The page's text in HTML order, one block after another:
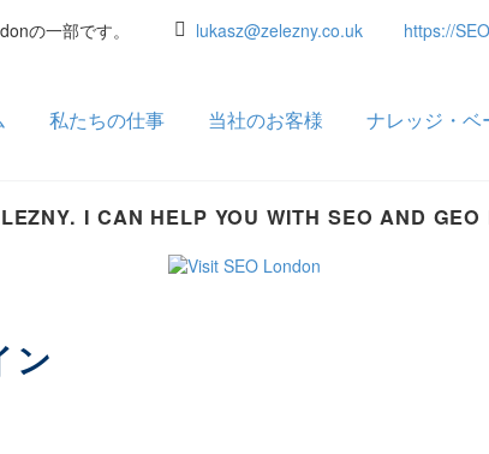
の一部です。 lukasz@zelezny.co.uk https://
私たちの仕事 当社のお客様 ナレッジ・ベ
I CAN HELP YOU WITH SEO AND GEO
ン